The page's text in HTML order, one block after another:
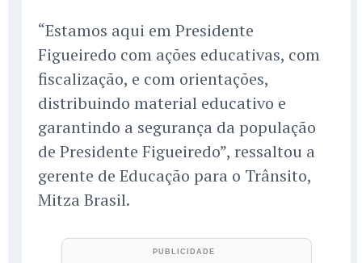
“Estamos aqui em Presidente
Figueiredo com ações educativas, com
fiscalização, e com orientações,
distribuindo material educativo e
garantindo a segurança da população
de Presidente Figueiredo”, ressaltou a
gerente de Educação para o Trânsito,
Mitza Brasil.